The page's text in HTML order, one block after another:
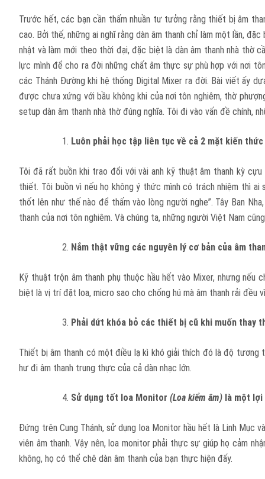
Trước hết, các bạn cần thấm nhuần tư tưởng rằng thiết bị âm
cao. Bởi thế, những ai nghĩ rằng dàn âm thanh chỉ làm một lần,
nhật và làm mới theo thời đại, đặc biệt là dàn âm thanh nhà
lực mình để cho ra đời những chất âm thực sự phù hợp với nơi
các Thánh Đường khi hệ thống Digital Mixer ra đời. Bài viết ấy
được chưa xứng với bầu không khi của nơi tôn nghiêm, thờ
setup dàn âm thanh nhà thờ đúng nghĩa. Tôi đi vào vấn đề chính,
Luôn phải học tập liên tục về cả 2 mặt kiến thức
Tôi đã rất buồn khi trao đổi với vài anh kỹ thuật âm thanh kỳ
thiết. Tôi buồn vì nếu họ không ý thức mình có trách nhiệm thì
thốt lên như thế nào để thấm vào lòng người nghe”. Tây Ban
thanh của nơi tôn nghiêm. Và chúng ta, những người Việt Nam
Nắm thật vững các nguyên lý cơ bản của âm
Kỹ thuật trộn âm thanh phụ thuộc hầu hết vào Mixer, nhưng
biệt là vị trí đặt loa, micro sao cho chống hú mà âm thanh rải đều
Phải dứt khóa bỏ các thiết bị cũ khi muốn thay
Thiết bị âm thanh có một điều lạ kì khó giải thích đó là độ tương
hư đi âm thanh trung thực của cả dàn nhạc lớn.
Sử dụng tốt loa Monitor (Loa kiểm âm) là một
Đứng trên Cung Thánh, sử dụng loa Monitor hầu hết là Linh Mục
viên âm thanh. Vậy nên, loa monitor phải thực sự giúp họ cảm
không, họ có thể chê dàn âm thanh của bạn thực hiện đấy.